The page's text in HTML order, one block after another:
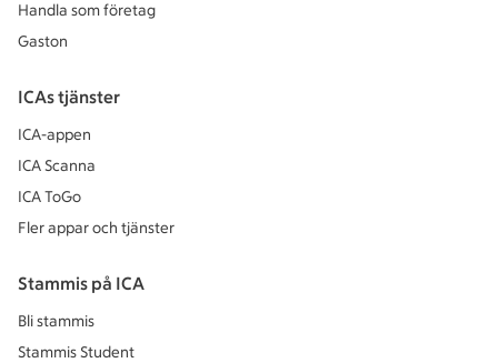
Handla som företag
Gaston
ICAs tjänster
ICA-appen
ICA Scanna
ICA ToGo
Fler appar och tjänster
Stammis på ICA
Bli stammis
Stammis Student